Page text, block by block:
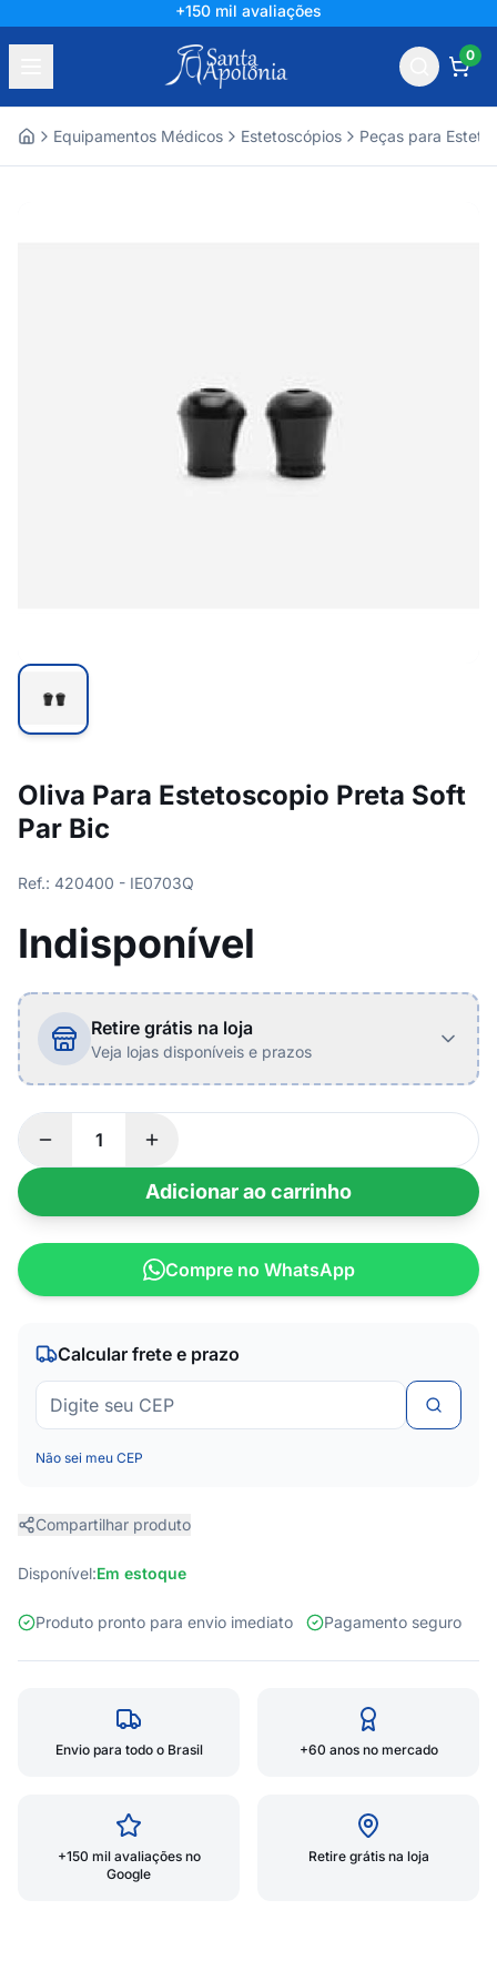
+150 mil avaliações
0
Equipamentos Médicos Estetoscópios Peças para
Oliva Para Estetoscopio Preta Soft
Par Bic
Ref.: 420400 - IE0703Q
Indisponível
Retire grátis na loja
Veja lojas disponíveis e prazos
Adicionar ao carrinho
Compre no WhatsApp
Calcular frete e prazo
Não sei meu CEP
Compartilhar produto
Disponível:Em estoque
Produto pronto para envio imediato Pagamento seguro
Envio para todo o Brasil +60 anos no mercado
+150 mil avaliações no
Google
Retire grátis na loja